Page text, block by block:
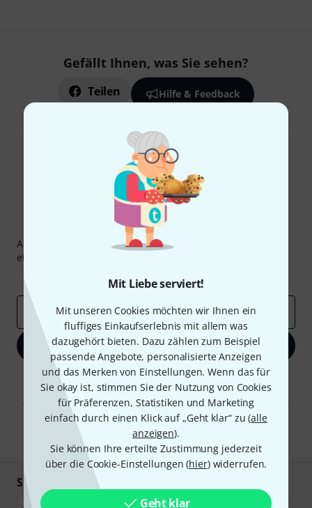
Mit Liebe serviert!
Mit unseren Cookies möchten wir Ihnen ein
fluffiges Einkaufserlebnis mit allem was
dazugehört bieten. Dazu zählen zum Beispiel
passende Angebote, personalisierte Anzeigen
und das Merken von Einstellungen. Wenn das für
Sie okay ist, stimmen Sie der Nutzung von Cookies
für Präferenzen, Statistiken und Marketing
einfach durch einen Klick auf „Geht klar“ zu (alle
anzeigen).
Sie können Ihre erteilte Zustimmung jederzeit
über die Cookie-Einstellungen (hier) widerrufen.
Geht klar
Gefällt Ihnen, was Sie sehen?
Teilen Hilfe & Feedback
Thomann Newsletter
Abonniere den Thomann Newsletter und gewinne mit
etwas Glück einen von
Inspirierende Beiträge
Deals
E-Mail-Adresse*
Jetzt anmelden
Mit Klick auf „Jetzt anmelden“ stimmen Sie dem Erhalt von E-Mail-
Werbung und einer Messung des E-Mail-Nutzungsverhaltens zu. Die
Abmeldung ist jederzeit möglich. Weitere Informationen finden Sie in
unseren
Datenschutzhinweisen .
* Pflichtfeld
Sicher einkaufen & bezahlen